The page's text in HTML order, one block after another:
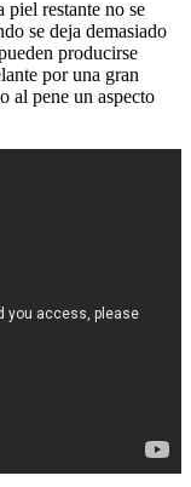
piel restante no se
se deja demasiado
producirse
por una gran
al pene un aspecto